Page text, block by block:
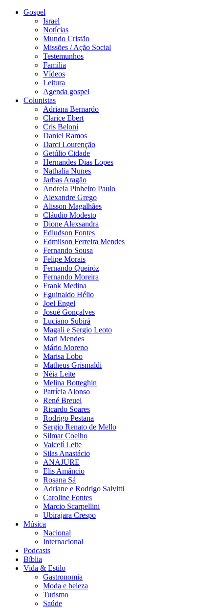
Gospel
Israel
Notícias
Mundo Cristão
Missões / Ação Social
Testemunhos
Família
Vídeos
Leitura
Agenda gospel
Colunistas
Adriana Bernardo
Clarice Ebert
Cris Beloni
Daniel Ramos
Darci Lourenção
Getúlio Cidade
Hernandes Dias Lopes
Nathalia Nunes
Jarbas Aragão
Andreia Pinheiro Paulo
Alexandre Grego
Alisson Magalhães
Cláudio Modesto
Dione Alexsandra
Ediudson Fontes
Edmilson Ferreira Mendes
Fernando Sousa
Felipe Morais
Fernando Queiróz
Fernando Moreira
Frank Medina
Eguinaldo Hélio
Joel Engel
Josué Gonçalves
Luciano Subirá
Magali e Sergio Leoto
Mari Mendes
Mário Moreno
Marisa Lobo
Matheus Grismaldi
Néia Leite
Melina Botteghin
Patrícia Alonso
René Breuel
Ricardo Soares
Rodrigo Pestana
Sergio Renato de Mello
Silmar Coelho
Valcelí Leite
Silas Anastácio
ANAJURE
Elis Amâncio
Rosana Sá
Adriane e Rodrigo Salvitti
Caroline Fontes
Marcio Scarpellini
Ubirajara Crespo
Música
Nacional
Internacional
Podcasts
Bíblia
Vida & Estilo
Gastronomia
Moda e beleza
Turismo
Saúde